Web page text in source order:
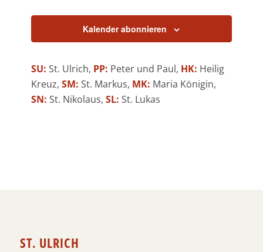
Navigation
Kalender abonnieren
SU: St. Ulrich, PP: Peter und Paul, HK: Heilig
Kreuz,SM: St. Markus, MK: Maria Königin,
SN: St. Nikolaus,SL: St. Lukas
ST. ULRICH